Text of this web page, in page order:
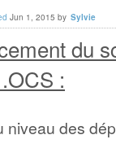
Jun 1, 2015 by Sylvie
du
:
niveau des